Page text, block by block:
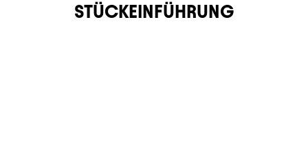
STÜCKEINFÜHRUNG